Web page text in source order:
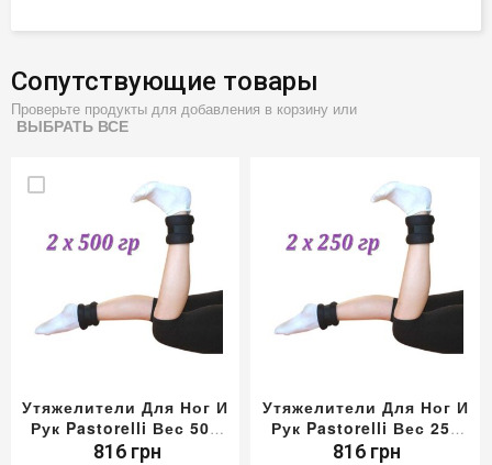
Сопутствующие товары
Проверьте продукты для добавления в корзину или
ВЫБРАТЬ ВСЕ
Утяжелители Для Ног И
Рук Pastorelli Вес 500
Гр
816 грн
Утяжелители Для Ног И
Рук Pastorelli Вес 250
Гр
816 грн